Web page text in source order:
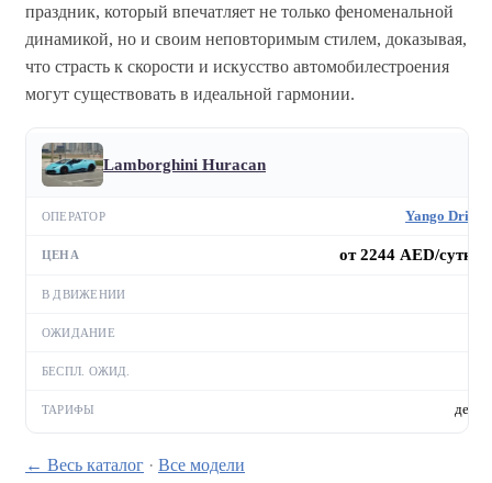
праздник, который впечатляет не только феноменальной
динамикой, но и своим неповторимым стилем, доказывая,
что страсть к скорости и искусство автомобилестроения
могут существовать в идеальной гармонии.
Lamborghini Huracan
Yango Drive
от 2244 AED/сутки
день
← Весь каталог · Все модели